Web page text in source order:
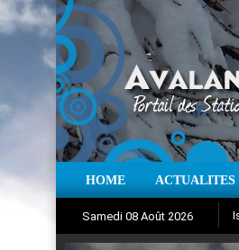
HOME ACTUALITES
Samedi 08 Août 2026